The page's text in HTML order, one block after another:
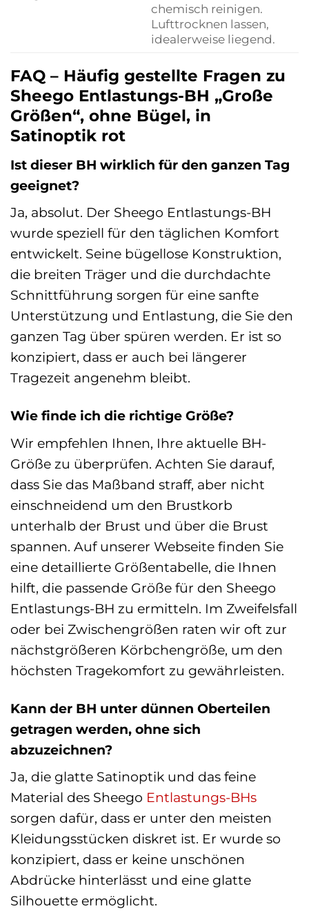
chemisch reinigen.
Lufttrocknen lassen,
idealerweise liegend.
FAQ – Häufig gestellte Fragen zu
Sheego Entlastungs-BH „Große
Größen“, ohne Bügel, in
Satinoptik rot
Ist dieser BH wirklich für den ganzen Tag
geeignet?
Ja, absolut. Der Sheego Entlastungs-BH
wurde speziell für den täglichen Komfort
entwickelt. Seine bügellose Konstruktion,
die breiten Träger und die durchdachte
Schnittführung sorgen für eine sanfte
Unterstützung und Entlastung, die Sie den
ganzen Tag über spüren werden. Er ist so
konzipiert, dass er auch bei längerer
Tragezeit angenehm bleibt.
Wie finde ich die richtige Größe?
Wir empfehlen Ihnen, Ihre aktuelle BH-
Größe zu überprüfen. Achten Sie darauf,
dass Sie das Maßband straff, aber nicht
einschneidend um den Brustkorb
unterhalb der Brust und über die Brust
spannen. Auf unserer Webseite finden Sie
eine detaillierte Größentabelle, die Ihnen
hilft, die passende Größe für den Sheego
Entlastungs-BH zu ermitteln. Im Zweifelsfall
oder bei Zwischengrößen raten wir oft zur
nächstgrößeren Körbchengröße, um den
höchsten Tragekomfort zu gewährleisten.
Kann der BH unter dünnen Oberteilen
getragen werden, ohne sich
abzuzeichnen?
Ja, die glatte Satinoptik und das feine
Material des Sheego Entlastungs-BHs
sorgen dafür, dass er unter den meisten
Kleidungsstücken diskret ist. Er wurde so
konzipiert, dass er keine unschönen
Abdrücke hinterlässt und eine glatte
Silhouette ermöglicht.